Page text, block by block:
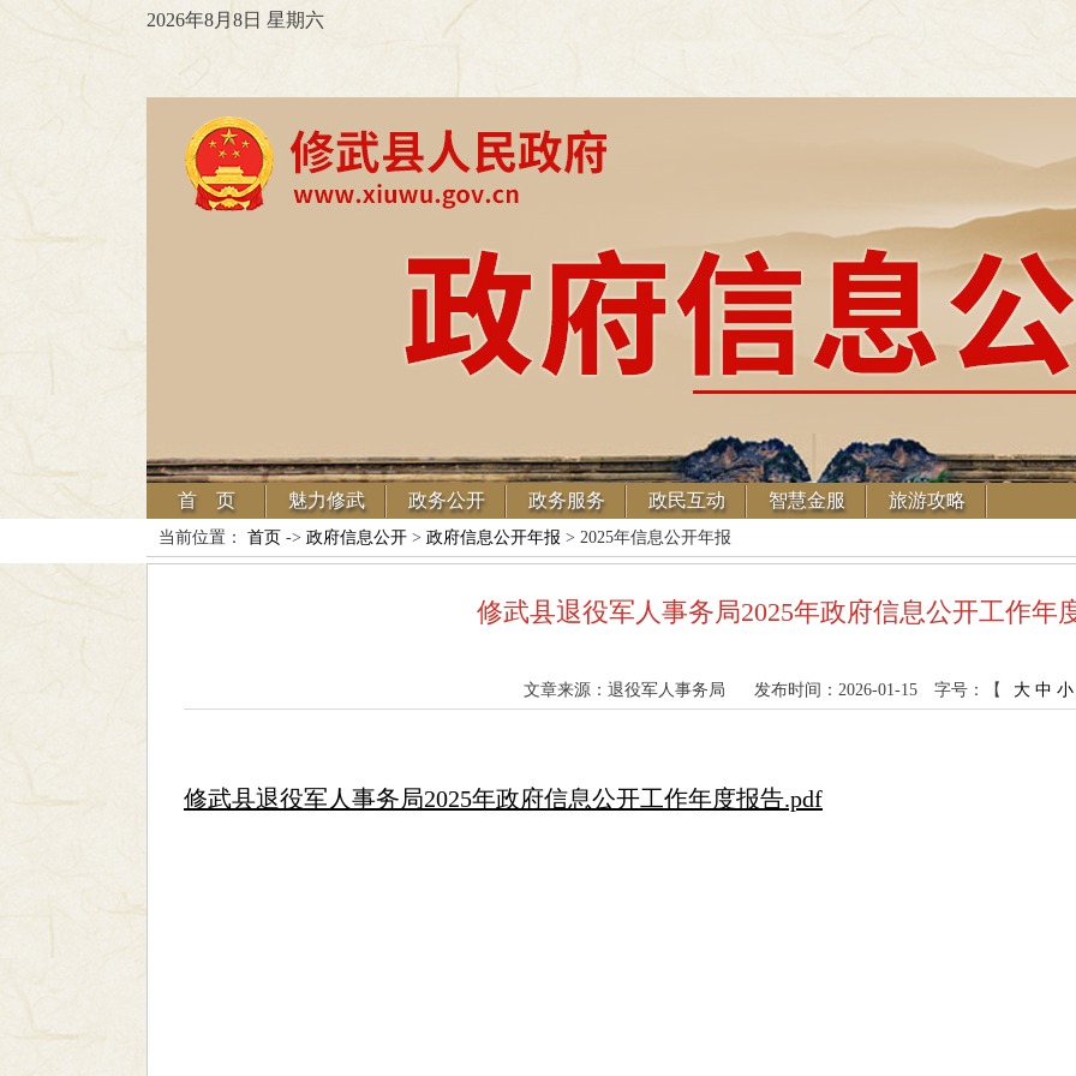
2026年8月8日 星期六
首 页 魅力修武 政务公开 政务服务 政民互动 智慧金服 旅游攻略
当前位置： 首页 -> 政府信息公开 > 政府信息公开年报 > 2025年信息公开年报
修武县退役军人事务局2025年政府信息公开工作年
文章来源：退役军人事务局 发布时间：2026-01-15 字号：【 大 中 小
修武县退役军人事务局2025年政府信息公开工作年度报告.pdf